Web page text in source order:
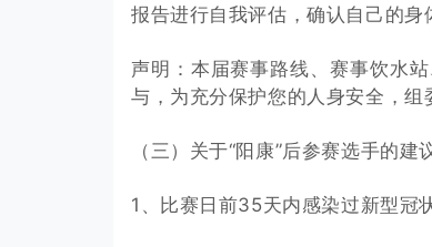
报告进行自我评估，确认自己的身
声明：本届赛事路线、赛事饮水
与，为充分保护您的人身安全，组
（三）关于“阳康”后参赛选手的建
1、比赛日前35天内感染过新型冠